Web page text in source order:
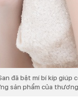
đã bật mí bí kíp giúp
sản phẩm của